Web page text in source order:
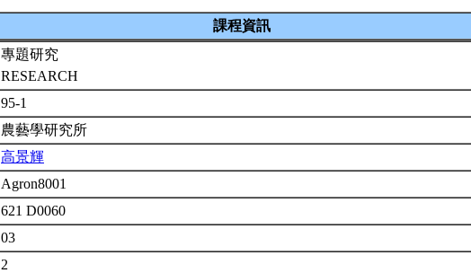
課程資訊
專題研究
RESEARCH
95-1
農藝學研究所
高景輝
Agron8001
621 D0060
03
2